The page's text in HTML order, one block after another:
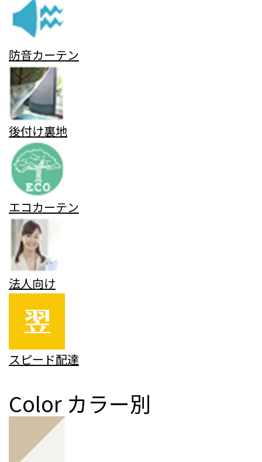
防音カーテン
後付け裏地
エコカーテン
法人向け
スピード配達
Color カラー別